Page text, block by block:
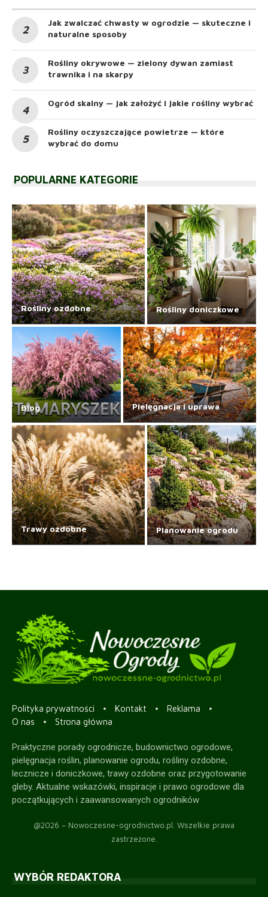
Jak zwalczać chwasty w ogrodzie — skuteczne i
naturalne sposoby
Rośliny okrywowe — zielony dywan zamiast
trawnika i na skarpy
Ogród skalny — jak założyć i jakie rośliny wybrać
Rośliny oczyszczające powietrze — które
wybrać do domu
POPULARNE KATEGORIE
Rośliny ozdobne Rośliny doniczkowe
Blog Pielęgnacja i uprawa
Trawy ozdobne Planowanie ogrodu
Polityka prywatności Kontakt
Reklama
O nas
Strona główna
Praktyczne porady ogrodnicze, budownictwo ogrodowe,
pielęgnacja roślin, planowanie ogrodu, rośliny ozdobne,
lecznicze i doniczkowe, trawy ozdobne oraz przygotowanie
gleby. Aktualne wskazówki, inspiracje i prawo ogrodowe dla
początkujących i zaawansowanych ogrodników
@2026 – Nowoczesne-ogrodnictwo.pl. Wszelkie prawa
zastrzeżone.
WYBÓR REDAKTORA